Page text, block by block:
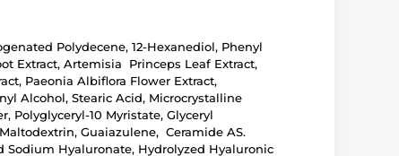
Polydecene, 12-Hexanediol, Phenyl
Extract, Artemisia Princeps Leaf Extract,
Paeonia Albiflora Flower Extract,
Alcohol, Stearic Acid, Microcrystalline
Polyglyceryl-10 Myristate, Glyceryl
Guaiazulene, Ceramide AS.
Sodium Hyaluronate, Hydrolyzed Hyaluronic